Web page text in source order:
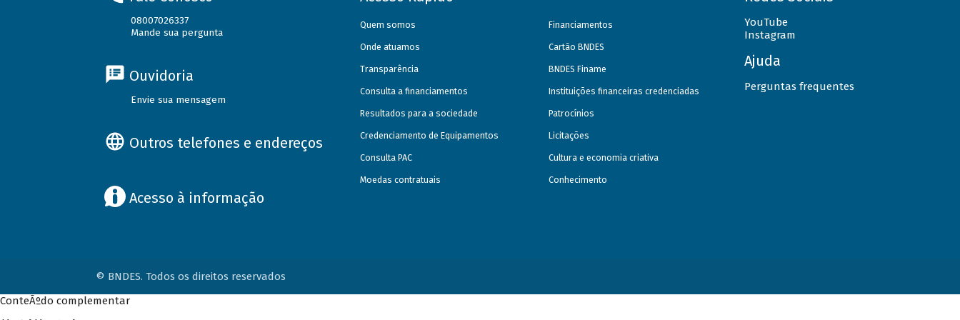
08007026337
Mande sua pergunta
Ouvidoria
Envie sua mensagem
Outros telefones e endereços
Acesso à informação
Quem somos
Onde atuamos
Transparência
Consulta a financiamentos
Resultados para a sociedade
Credenciamento de Equipamentos
Consulta PAC
Moedas contratuais
Financiamentos
Cartão BNDES
BNDES Finame
Instituições financeiras credenciadas
Patrocínios
Licitações
Cultura e economia criativa
Conhecimento
YouTube
Instagram
Ajuda
Perguntas frequentes
© BNDES. Todos os direitos reservados
ConteÃºdo complementar